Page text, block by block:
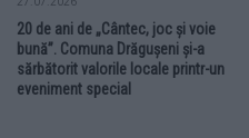
20 de ani de „Cântec, joc și voie
bună”. Comuna Drăgușeni și-a
sărbătorit valorile locale printr-un
eveniment special